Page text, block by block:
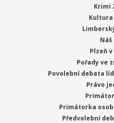
Krimi
Plzeň
Pořady ve
Povolební debata
Právo
Primátorka
Předvolební